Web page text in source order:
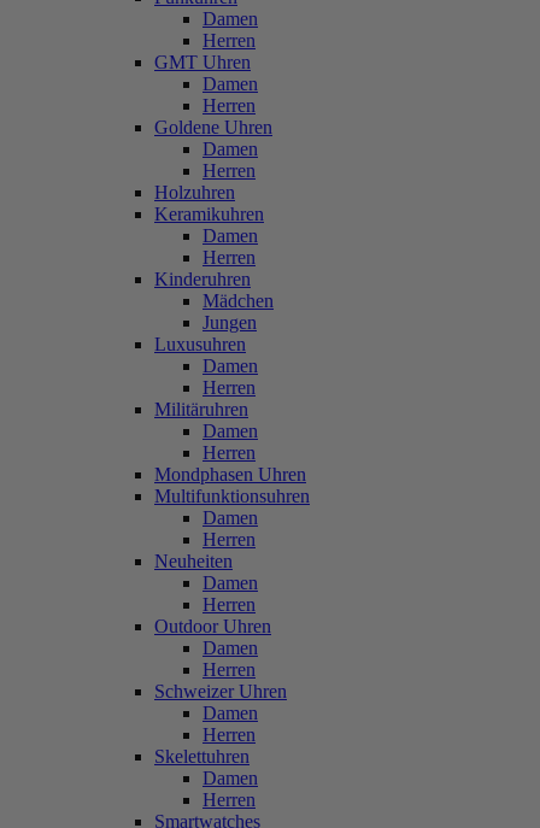
Damen
Herren
GMT Uhren
Damen
Herren
Goldene Uhren
Damen
Herren
Holzuhren
Keramikuhren
Damen
Herren
Kinderuhren
Mädchen
Jungen
Luxusuhren
Damen
Herren
Militäruhren
Damen
Herren
Mondphasen Uhren
Multifunktionsuhren
Damen
Herren
Neuheiten
Damen
Herren
Outdoor Uhren
Damen
Herren
Schweizer Uhren
Damen
Herren
Skelettuhren
Damen
Herren
Smartwatches